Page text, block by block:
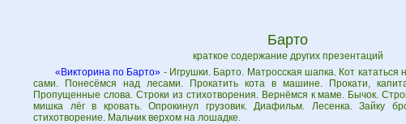
Барто
краткое содержание других презентаций
«Викторина по Барто» - Игрушки. Барто. Матросская шапка. Кот
сами. Понесёмся над лесами. Прокатить кота в машине. Прокати,
Пропущенные слова. Строки из стихотворения. Вернёмся к маме. Бычок.
мишка лёг в кровать. Опрокинул грузовик. Диафильм. Лесенка. Зайку
стихотворение. Мальчик верхом на лошадке.